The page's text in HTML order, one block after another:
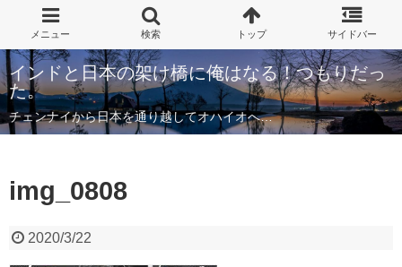
インドと日本の架け橋に俺はなる！つもりだっ
た。
チェンナイから日本を通り越してオハイオへ…
img_0808
2020/3/22